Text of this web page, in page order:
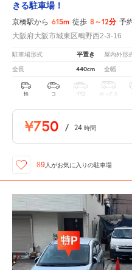
きる駐車場！
京橋駅から 615m 徒歩 8～12分 予
大阪府大阪市城東区鴫野西2-3-16
駐車場形式 平置き 屋内外形
全長 440cm 全幅
軽 コ 中型 ボックス
¥750 / 24 時間
89 人がお気に入りの駐車場